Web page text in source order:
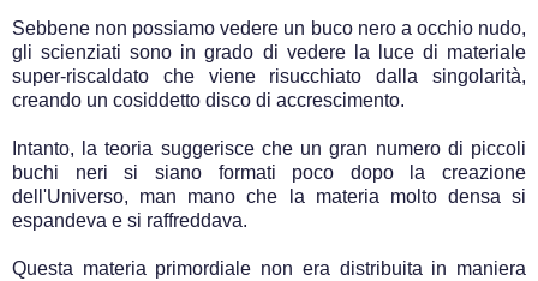
Sebbene non possiamo vedere un buco nero a occhio nudo,
gli scienziati sono in grado di vedere la luce di materiale
super-riscaldato che viene risucchiato dalla singolarità,
creando un cosiddetto disco di accrescimento.
Intanto, la teoria suggerisce che un gran numero di piccoli
buchi neri si siano formati poco dopo la creazione
dell'Universo, man mano che la materia molto densa si
espandeva e si raffreddava.
Questa materia primordiale non era distribuita in maniera